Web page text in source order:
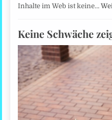
Inhalte im Web ist keine…
Keine Schwäche